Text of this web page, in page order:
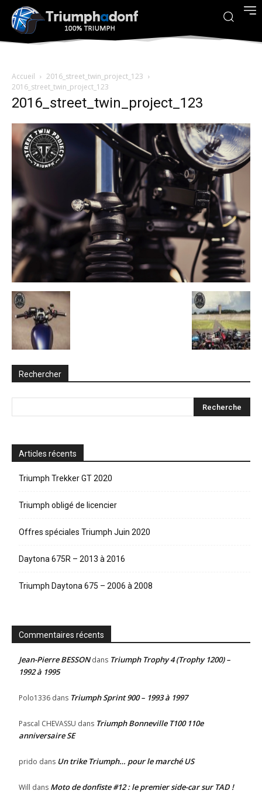
Accueil
2016_street_twin_project_123
2016_street_twin_project_123
2016_street_twin_project_123
Rechercher
Articles récents
Triumph Trekker GT 2020
Triumph obligé de licencier
Offres spéciales Triumph Juin 2020
Daytona 675R – 2013 à 2016
Triumph Daytona 675 – 2006 à 2008
Commentaires récents
Jean-Pierre BESSONdans Triumph Trophy 4 (Trophy 1200) –
1992 à 1995
Polo1336 dans Triumph Sprint 900 – 1993 à 1997
Pascal CHEVASSU dans Triumph Bonneville T100 110e
anniversaire SE
prido dans Un trike Triumph… pour le marché US
Will dans Moto de donfiste #12 : le premier side-car sur TAD !